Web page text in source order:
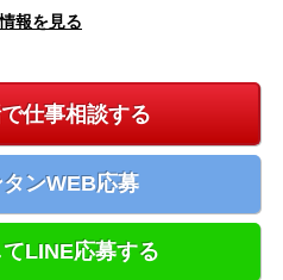
報を見る
仕事相談する
ンWEB応募
LINE応募する